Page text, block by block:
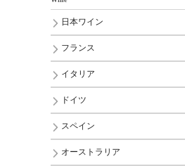
日本ワイン
フランス
イタリア
ドイツ
スペイン
オーストラリア